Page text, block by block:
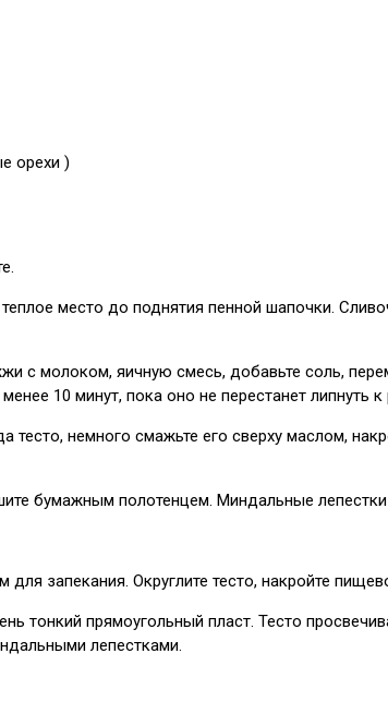
орехи )
место до поднятия пенной шапочки.
с молоком, яичную смесь, добавьте соль,
10 минут, пока оно не перестанет липнуть к
немного смажьте его сверху маслом,
бумажным полотенцем. Миндальные
запекания. Округлите тесто, накройте
тонкий прямоугольный пласт. Тесто
лепестками.